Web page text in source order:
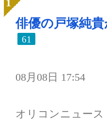
俳優の戸塚純
61
08月08日 17:54
オリコンニュース